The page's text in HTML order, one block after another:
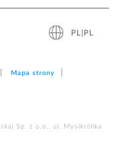
PL|PL
Mapa strony
Sp. z o.o., ul. Mysikrólika